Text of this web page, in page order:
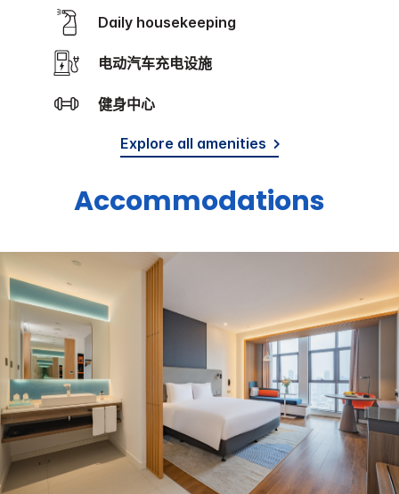
Daily housekeeping
电动汽车充电设施
健身中心
Explore all amenities
Accommodations